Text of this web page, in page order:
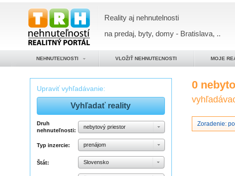
Reality aj nehnutelnosti
na predaj, byty, domy - Bratislava, ..
NEHNUTEĽNOSTI VLOŽIŤ NEHNUTEĽNOSTI MOJE
Upraviť vyhľadávanie:
Druh
nehnuteľnosti:
nebytový priestor
Typ inzercie: prenájom
Štát: Slovensko
0
Zoradenie: